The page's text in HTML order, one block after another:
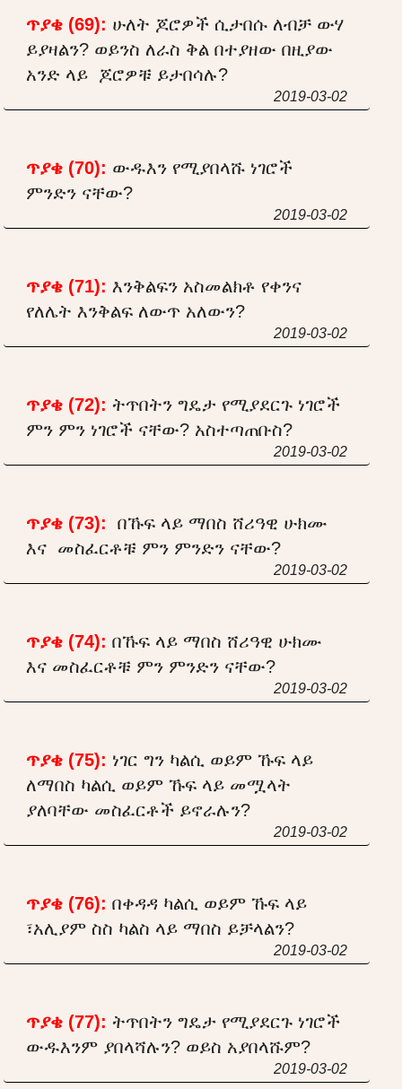
ጥያቄ (69): ሁለት ጆሮዎች ሲታበሱ ለብቻ ውሃ
ይያዛልን? ወይንስ ለራስ ቅል በተያዘው በዚያው
አንድ ላይ ጆሮዎቹ ይታበሳሉ?
2019-03-02
ጥያቄ (70): ውዱእን የሚያበላሹ ነገሮች
ምንድን ናቸው?
2019-03-02
ጥያቄ (71): እንቅልፍን አስመልክቶ የቀንና
የለሌት እንቅልፍ ለውጥ አለውን?
2019-03-02
ጥያቄ (72): ትጥበትን ግዴታ የሚያደርጉ ነገሮች
ምን ምን ነገሮች ናቸው? አስተጣጠቡስ?
2019-03-02
ጥያቄ (73):
በኹፍ ላይ ማበስ ሸሪዓዊ ሁክሙ
እና መስፈርቶቹ ምን ምንድን ናቸው?
2019-03-02
ጥያቄ (74): በኹፍ ላይ ማበስ ሸሪዓዊ ሁክሙ
እና መስፈርቶቹ ምን ምንድን ናቸው?
2019-03-02
ጥያቄ (75): ነገር ግን ካልሲ ወይም ኹፍ ላይ
ለማበስ ካልሲ ወይም ኹፍ ላይ መሟላት
ያለባቸው መስፈርቶች ይኖራሉን?
2019-03-02
ጥያቄ (76): በቀዳዳ ካልሲ ወይም ኹፍ ላይ
፣አሊያም ስስ ካልስ ላይ ማበስ ይቻላልን?
2019-03-02
ጥያቄ (77): ትጥበትን ግዴታ የሚያደርጉ ነገሮች
ውዱእንም ያበላሻሉን? ወይስ አያበላሹም?
2019-03-02